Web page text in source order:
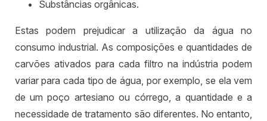
Substâncias orgânicas.
Estas podem prejudicar a utilização da água no
consumo industrial. As composições e quantidades de
carvões ativados para cada filtro na indústria podem
variar para cada tipo de água, por exemplo, se ela vem
de um poço artesiano ou córrego, a quantidade e a
necessidade de tratamento são diferentes. No entanto,